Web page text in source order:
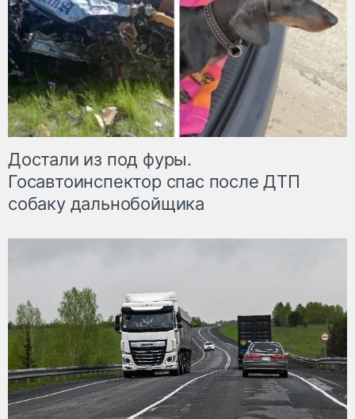
Достали из под фуры.
Госавтоинспектор спас после ДТП
собаку дальнобойщика